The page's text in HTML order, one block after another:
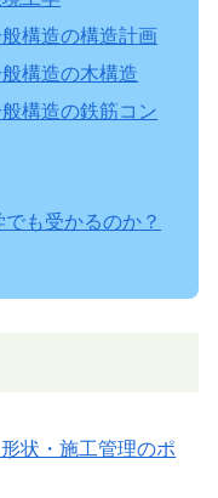
構造の構造計画
構造の木構造
構造の鉄筋コン
も受かるのか？
状・施工管理のポ